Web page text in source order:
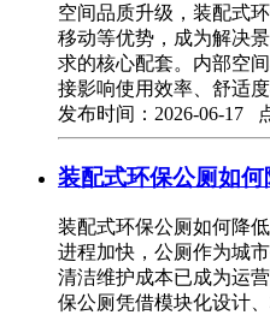
空间品质升级，装配式
移动等优势，成为解决
求的核心配套。内部空
接影响使用效率、舒适
发布时间：2026-06-17
装配式环保公厕如
装配式环保公厕如何降
进程加快，公厕作为城
清洁维护成本已成为运
保公厕凭借模块化设计